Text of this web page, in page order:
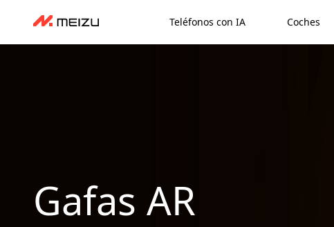
Teléfonos con IA Coches
Gafas AR